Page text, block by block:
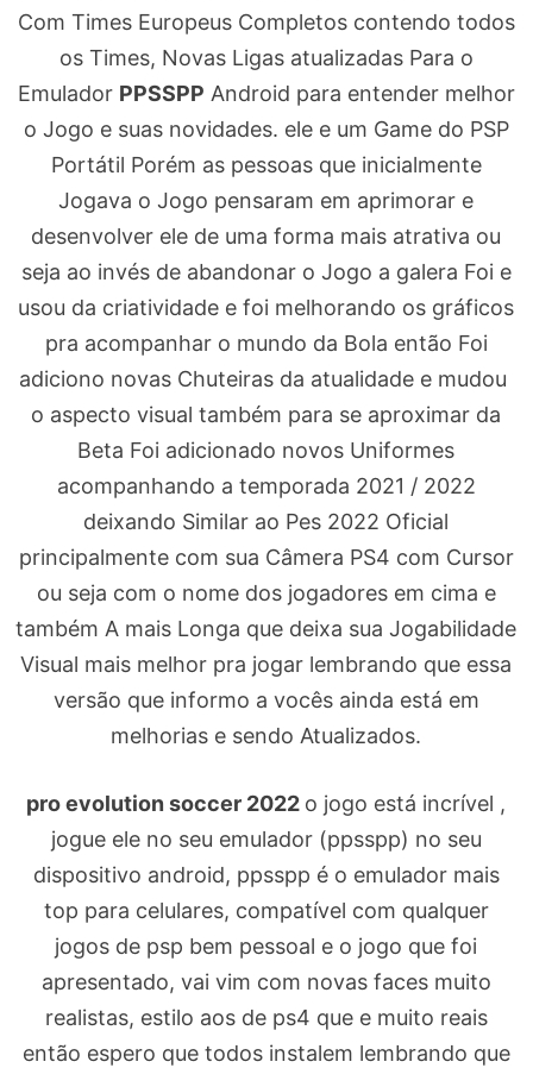
Com Times Europeus Completos contendo todos
os Times, Novas Ligas atualizadas Para o
Emulador PPSSPP Android para entender melhor
o Jogo e suas novidades. ele e um Game do PSP
Portátil Porém as pessoas que inicialmente
Jogava o Jogo pensaram em aprimorar e
desenvolver ele de uma forma mais atrativa ou
seja ao invés de abandonar o Jogo a galera Foi e
usou da criatividade e foi melhorando os gráficos
pra acompanhar o mundo da Bola então Foi
adiciono novas Chuteiras da atualidade e mudou
o aspecto visual também para se aproximar da
Beta Foi adicionado novos Uniformes
acompanhando a temporada 2021 / 2022
deixando Similar ao Pes 2022 Oficial
principalmente com sua Câmera PS4 com Cursor
ou seja com o nome dos jogadores em cima e
também A mais Longa que deixa sua Jogabilidade
Visual mais melhor pra jogar lembrando que essa
versão que informo a vocês ainda está em
melhorias e sendo Atualizados.
pro evolution soccer 2022 o jogo está incrível ,
jogue ele no seu emulador (ppsspp) no seu
dispositivo android, ppsspp é o emulador mais
top para celulares, compatível com qualquer
jogos de psp bem pessoal e o jogo que foi
apresentado, vai vim com novas faces muito
realistas, estilo aos de ps4 que e muito reais
então espero que todos instalem lembrando que